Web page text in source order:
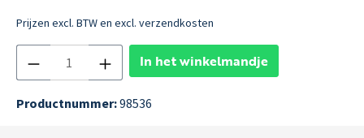
Prijzen excl. BTW en excl. verzendkosten
In het winkelmandje
Productnummer:98536